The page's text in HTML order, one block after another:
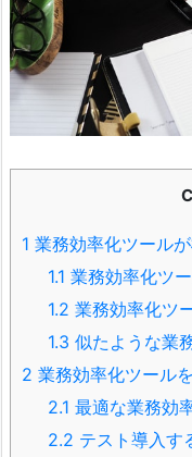
1 業務効率化ツール
1.1 業務効率化ツ
1.2 業務効率化ツ
1.3 似たような業
2 業務効率化ツール
2.1 最適な業務効
2.2 テスト導入す